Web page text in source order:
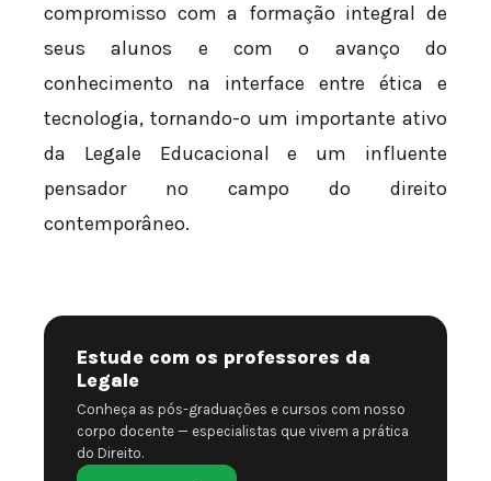
compromisso com a formação integral de
seus alunos e com o avanço do
conhecimento na interface entre ética e
tecnologia, tornando-o um importante ativo
da Legale Educacional e um influente
pensador no campo do direito
contemporâneo.
Estude com os professores da
Legale
Conheça as pós-graduações e cursos com nosso
corpo docente — especialistas que vivem a prática
do Direito.